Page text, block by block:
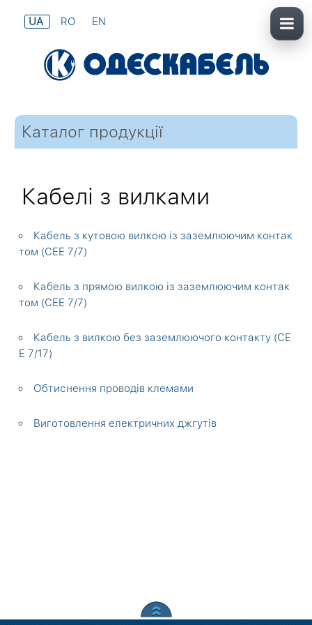
UA RO EN
Каталог продукції
Кабелі з вилками
Кабель з кутовою вилкою із заземлюючим контак
том (СЕЕ 7/7)
Кабель з прямою вилкою із заземлюючим контак
том (СЕЕ 7/7)
Кабель з вилкою без заземлюючого контакту (СЕ
Е 7/17)
Обтиснення проводів клемами
Виготовлення електричних джгутів